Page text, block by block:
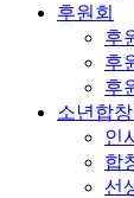
후원회
후
후
후
소년합
인
합
선